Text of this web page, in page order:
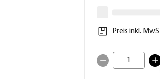
Preis inkl.
1